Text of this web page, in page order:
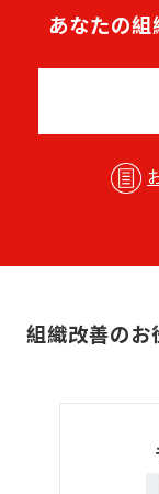
あなたの組
組織改善の